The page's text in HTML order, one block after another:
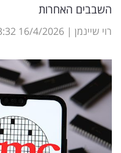
משפט
ומחקרים
דעות
רכילות
עסקית
השבבים האחרות
רוי שיינמן |
16/4/2026